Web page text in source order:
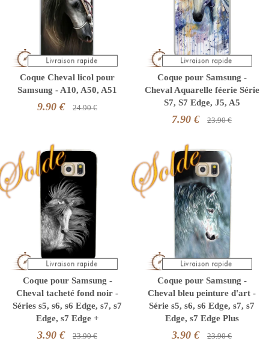
Coque Cheval licol pour
Samsung - A10, A50, A51
9.90 € 24.90 €
Coque pour Samsung -
Cheval Aquarelle féerie Série
S7, S7 Edge, J5, A5
7.90 € 23.90 €
Coque pour Samsung -
Cheval tacheté fond noir -
Séries s5, s6, s6 Edge, s7, s7
Edge, s7 Edge +
3.90 € 23.90 €
Coque pour Samsung -
Cheval bleu peinture d'art -
Série s5, s6, s6 Edge, s7, s7
Edge, s7 Edge Plus
3.90 € 23.90 €